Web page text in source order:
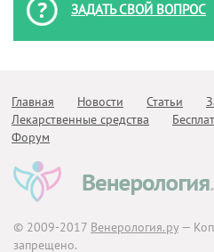
ЗАДАТЬ СВОЙ ВОПРОС
Главная Новости Статьи
Лекарственные средства
Форум
© 2009-2017 Венерология.ру —
запрещено.